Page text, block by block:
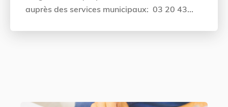
auprès des services municipaux: 03 20 43...